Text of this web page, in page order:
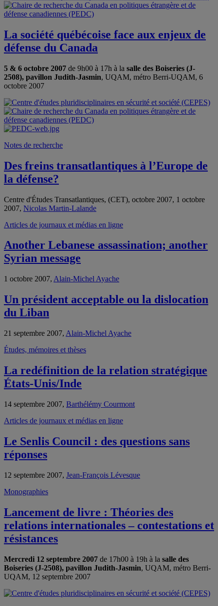
La société québécoise face aux enjeux de
défense du Canada
5 & 6 octobre 2007 de 9h00 à 17h à la salle des Boiseries (J-
2508), pavillon Judith-Jasmin, UQAM, métro Berri-UQAM, 6
octobre 2007
Notes de recherche
Des freins transatlantiques à l’Europe de
la défense?
Centre d'Études Transatlantiques, (CET), octobre 2007, 1 octobre
2007, Nicolas Martin-Lalande
Articles de journaux et médias en ligne
Another Lebanese assassination; another
Syrian message
1 octobre 2007, Alain-Michel Ayache
Un président acceptable ou la dislocation
du Liban
21 septembre 2007, Alain-Michel Ayache
Études, mémoires et thèses
La redéfinition de la relation stratégique
États-Unis/Inde
14 septembre 2007, Barthélémy Courmont
Articles de journaux et médias en ligne
Le Senlis Council : des questions sans
réponses
12 septembre 2007, Jean-François Lévesque
Monographies
Lancement de livre : Théories des
relations internationales – contestations et
résistances
Mercredi 12 septembre 2007 de 17h00 à 19h à la salle des
Boiseries (J-2508), pavillon Judith-Jasmin, UQAM, métro Berri-
UQAM, 12 septembre 2007